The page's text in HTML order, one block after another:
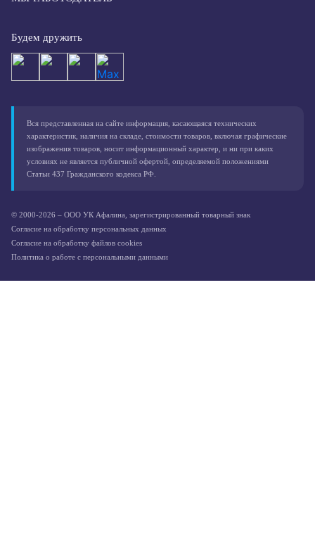
Будем дружить
Вся представленная на сайте информация, касающаяся технических
характеристик, наличия на складе, стоимости товаров, включая графические
изображения товаров, носит информационный характер, и ни при каких
условиях не является публичной офертой, определяемой положениями
Статьи 437 Гражданского кодекса РФ.
© 2000-2026 – ООО УК Афалина, зарегистрированный товарный знак
Согласие на обработку персональных данных
Согласие на обработку файлов cookies
Политика о работе с персональными данными